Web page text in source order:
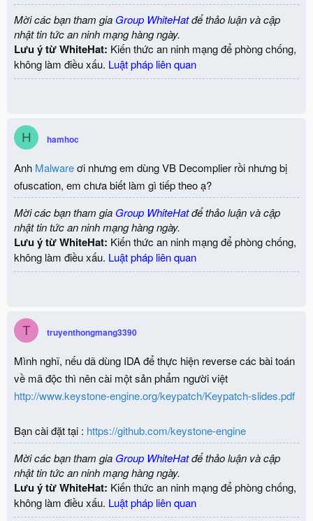
Mời các bạn tham gia Group WhiteHatđể thảo luận và cập
nhật tin tức an ninh mạng hàng ngày.
Lưu ý từ WhiteHat: Kiến thức an ninh mạng để phòng chống,
không làm điều xấu. Luật pháp liên quan
H hamhoc
Anh Malwareơi nhưng em dùng VB Decomplier rồi nhưng bị
ofuscation, em chưa biết làm gì tiếp theo ạ?
Mời các bạn tham gia Group WhiteHatđể thảo luận và cập
nhật tin tức an ninh mạng hàng ngày.
Lưu ý từ WhiteHat: Kiến thức an ninh mạng để phòng chống,
không làm điều xấu. Luật pháp liên quan
T truyenthongmang3390
Mình nghĩ, nếu dã dùng IDA để thực hiện reverse các bài toán
về mã độc thì nên cài một sản phẩm người việt
http://www.keystone-engine.org/keypatch/Keypatch-slides.pdf
Bạn cài đặt tại : https://github.com/keystone-engine
Mời các bạn tham gia Group WhiteHatđể thảo luận và cập
nhật tin tức an ninh mạng hàng ngày.
Lưu ý từ WhiteHat: Kiến thức an ninh mạng để phòng chống,
không làm điều xấu. Luật pháp liên quan